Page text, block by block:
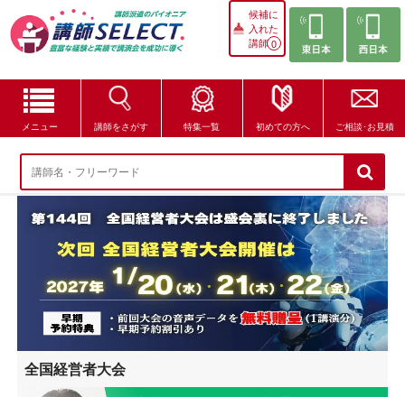
候補に
入れた
講師0
メニュー 講師をさがす 特集一覧 初めての方へ ご相談･お見積
講師をさがす
特集一覧
講師セレクトが選ばれる理由
ブログ・コラム
はじめての方へ
ご相談・お見積
全国経営者大会